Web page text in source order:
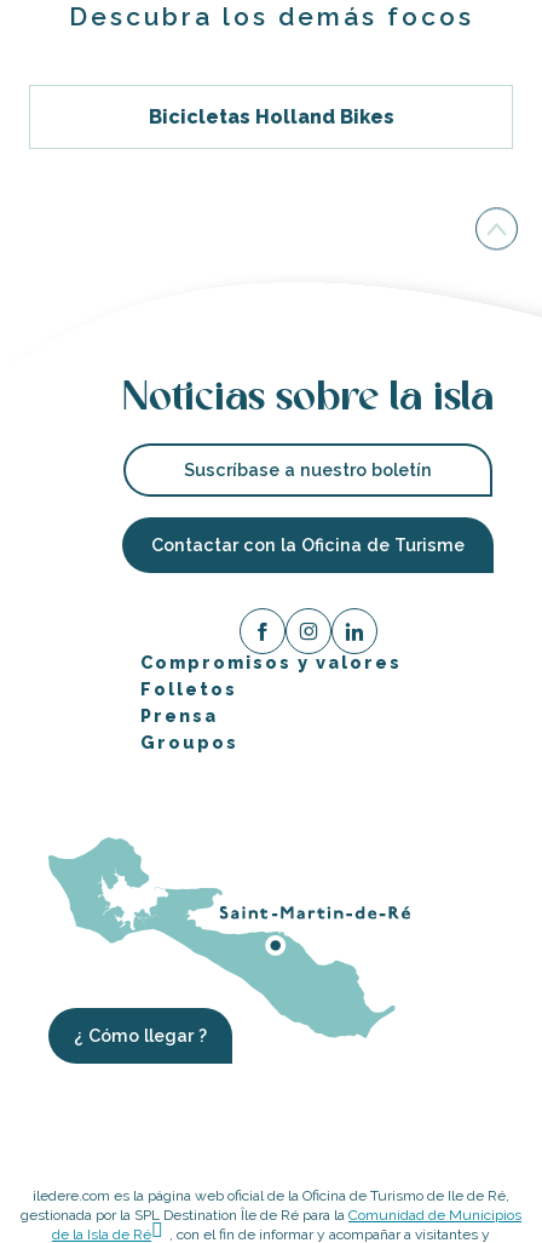
Descubra los demás focos
Bicicletas Holland Bikes
Noticias sobre la isla
Suscríbase a nuestro boletín
Contactar con la Oficina de Turisme
Compromisos y valores
Folletos
Prensa
Groupos
¿ Cómo llegar ?
iledere.com es la página web oficial de la Oficina de Turismo de Ile de Ré,
gestionada por la SPL Destination Île de Ré para la Comunidad de Municipios
de la Isla de Ré
, con el fin de informar y acompañar a visitantes y